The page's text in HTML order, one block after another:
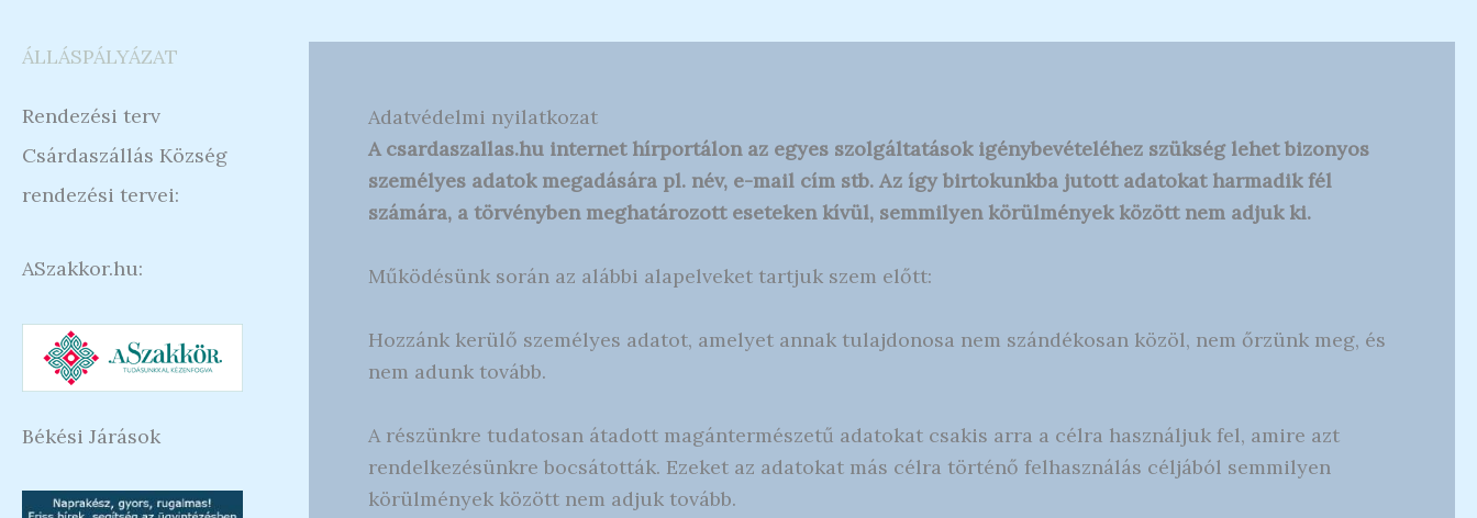
ÁLLÁSPÁLYÁZAT
Rendezési terv
Csárdaszállás Község
rendezési tervei:
ASzakkor.hu:
Békési Járások
Adatvédelmi nyilatkozat
A csardaszallas.hu internet hírportálon az egyes szolgáltatások igénybevételéhez szükség lehet bizonyos
személyes adatok megadására pl. név, e-mail cím stb. Az így birtokunkba jutott adatokat harmadik fél
számára, a törvényben meghatározott eseteken kívül, semmilyen körülmények között nem adjuk ki.
Működésünk során az alábbi alapelveket tartjuk szem előtt:
Hozzánk kerülő személyes adatot, amelyet annak tulajdonosa nem szándékosan közöl, nem őrzünk meg, és
nem adunk tovább.
A részünkre tudatosan átadott magántermészetű adatokat csakis arra a célra használjuk fel, amire azt
rendelkezésünkre bocsátották. Ezeket az adatokat más célra történő felhasználás céljából semmilyen
körülmények között nem adjuk tovább.